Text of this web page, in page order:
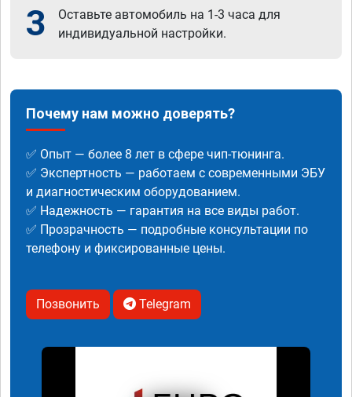
3
Оставьте автомобиль на 1-3 часа для
индивидуальной настройки.
Почему нам можно доверять?
✅ Опыт — более 8 лет в сфере чип-тюнинга.
✅ Экспертность — работаем с современными ЭБУ
и диагностическим оборудованием.
✅ Надежность — гарантия на все виды работ.
✅ Прозрачность — подробные консультации по
телефону и фиксированные цены.
Позвонить Telegram